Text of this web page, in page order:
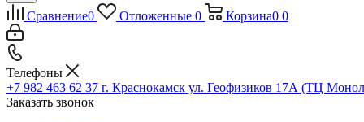
Сравнение0 Отложенные 0 Корзина0 0
Телефоны
+7 982 463 62 37 г. Краснокамск ул. Геофизиков 17А (ТЦ
Заказать звонок